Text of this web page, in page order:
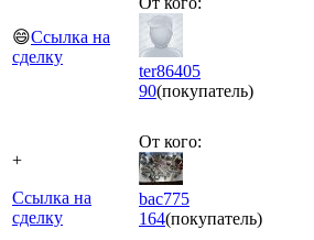
😄Ссылка на
сделку
ter86405
90(покупатель)
+
Ссылка на
сделку
От кого:
bac775
164(покупатель)